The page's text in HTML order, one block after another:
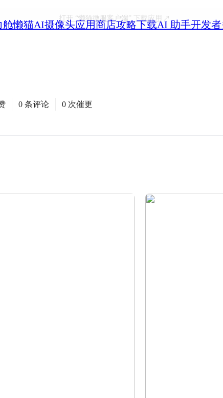
舱懒猫AI摄像头应用商店攻略下载AI 助手开发者
打开 “懒猫微服客户端”下载应用
0 条评论 0 次催更